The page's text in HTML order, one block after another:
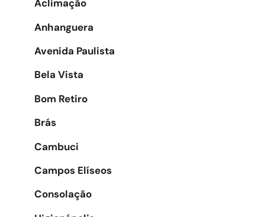
Aclimação
Anhanguera
Avenida Paulista
Bela Vista
Bom Retiro
Brás
Cambuci
Campos Elíseos
Consolação